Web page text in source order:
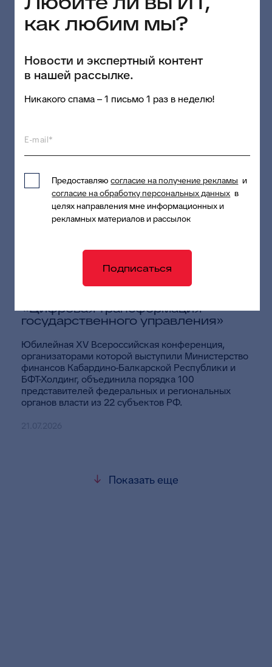
данных, автоматизации бизнес-процессов,
ведения материально-технических ресурсов (МТР)
Кейс БФТ на РБК: внедрение EAM-
БФТ-Холдинг внедрил EAM-систему
«Группы Оргсинтез» и помог систематизировать
сведения о 470 объектах недвижимости.
Подробности в материале для РБК.
22.07.2026
В Нальчике состоялась
«Цифровая трансформация
государственного управления»
Юбилейная XV Всероссийская конференция,
организаторами которой выступили Министерство
финансов Кабардино-Балкарской Республики и
БФТ-Холдинг, объединила порядка 100
представителей федеральных и региональных
органов власти из 22 субъектов РФ.
Показать еще
как любим мы?
Новости и экспертный контент
в нашей рассылке.
Никакого спама – 1 письмо 1 раз в неделю!
E-mail*
Предоставляюсогласие на получение рекламы и
согласие на обработку персональных данных в
целях направления мне информационных и
рекламных материалов и рассылок
Подписаться